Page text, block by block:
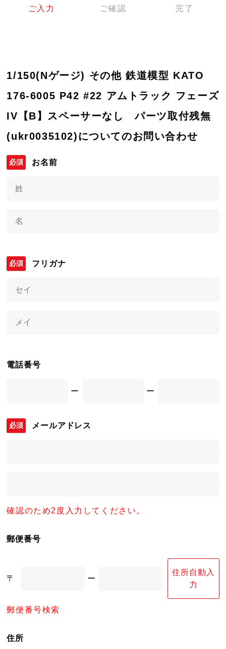
ご入力 ご確認 完了
1/150(Nゲージ) その他 鉄道模型 KATO
176-6005 P42 #22 アムトラック フェーズ
IV【B】スペーサーなし パーツ取付残無
(ukr0035102)についてのお問い合わせ
お名前
フリガナ
電話番号
ー ー
メールアドレス
確認のため2度入力してください。
郵便番号
〒 ー
住所自動入
力
郵便番号検索
住所